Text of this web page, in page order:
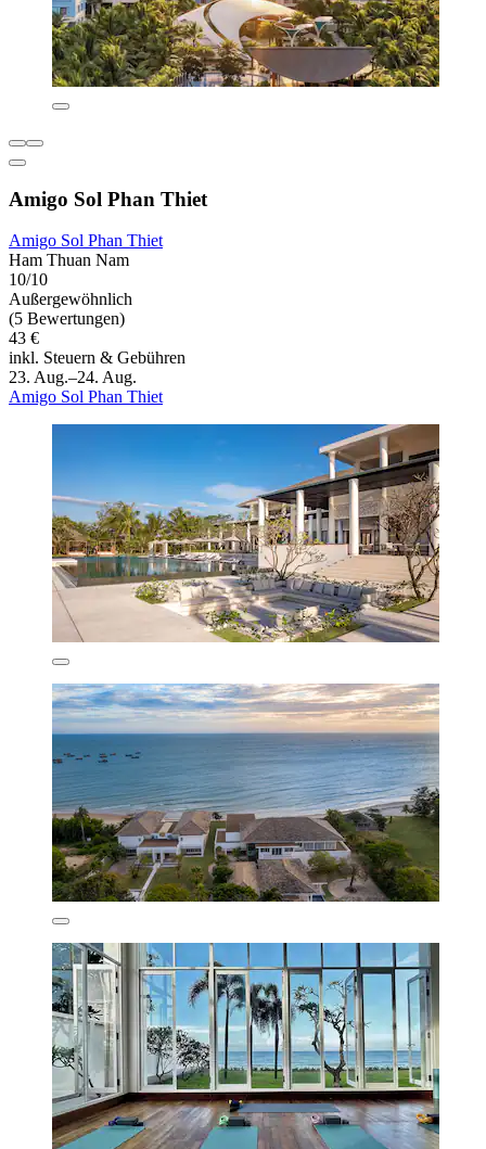
Amigo Sol Phan Thiet
Amigo Sol Phan Thiet
Ham Thuan Nam
10/10
Außergewöhnlich
(5 Bewertungen)
43 €
inkl. Steuern & Gebühren
23. Aug.–24. Aug.
Amigo Sol Phan Thiet